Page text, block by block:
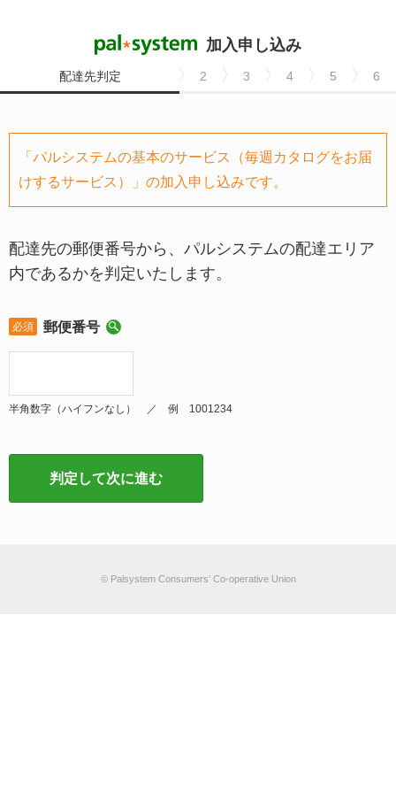
加入申し込み
配達先判定 2 3 4 5 6
「パルシステムの基本のサービス（毎週カタログをお届
けするサービス）」の加入申し込みです。
配達先の郵便番号から、パルシステムの配達エリア
内であるかを判定いたします。
必須 郵便番号
半角数字（ハイフンなし） ／ 例 1001234
判定して次に進む
© Palsystem Consumers’ Co-operative Union